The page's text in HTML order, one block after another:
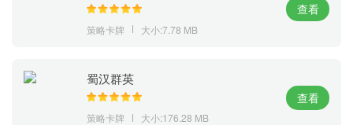
策略卡牌 大小:7.78 MB
查看
蜀汉群英
策略卡牌 大小:176.28 MB
查看